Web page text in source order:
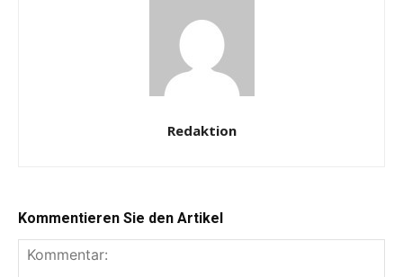
Redaktion
Kommentieren Sie den Artikel